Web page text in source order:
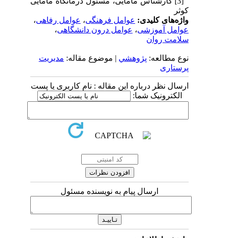
کوثر
واژه‌های کلیدی:عوامل فرهنگی،عوامل رفاهی،
عوامل آموزشی،عوامل درون دانشگاهی،
سلامت روان
نوع مطالعه:پژوهشي| موضوع مقاله:مدیریت
پرستاری
ارسال نظر درباره این مقاله : نام کاربری یا پست
الکترونیک شما:
ارسال پیام به نویسنده مسئول